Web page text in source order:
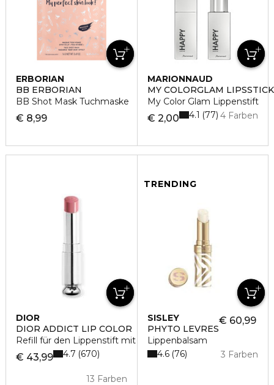
ERBORIAN
BB ERBORIAN
BB Shot Mask Tuchmaske
€ 8,99
MARIONNAUD
MY COLORGLAM LIPSSTICK
My Color Glam Lippenstift
€ 2,00 4 Farben
4.1 77
DIOR
DIOR ADDICT LIP COLOR
Refill für den Lippenstift mit Glanz-Finish
€ 43,99
13 Farben
4.7 670
TRENDING
SISLEY
PHYTO LEVRES
Lippenbalsam
€ 60,99
3 Farben
4.6 76